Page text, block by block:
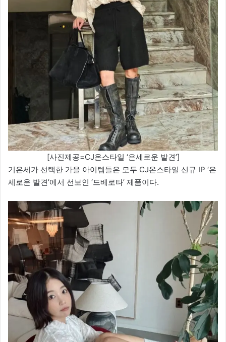
[사진제공=CJ온스타일 ‘은세로운 발견’]
기은세가 선택한 가을 아이템들은 모두 CJ온스타일 신규 IP ‘은
세로운 발견’에서 선보인 ‘드베로타’ 제품이다.